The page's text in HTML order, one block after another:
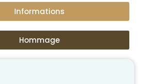
Informations
Hommage